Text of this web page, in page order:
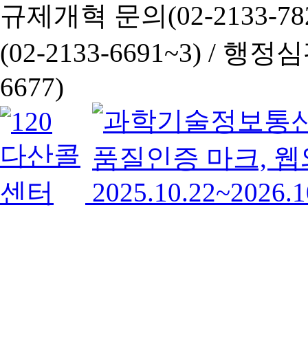
규제개혁 문의(02-2133-
(02-2133-6691~3) / 행정심
6677)